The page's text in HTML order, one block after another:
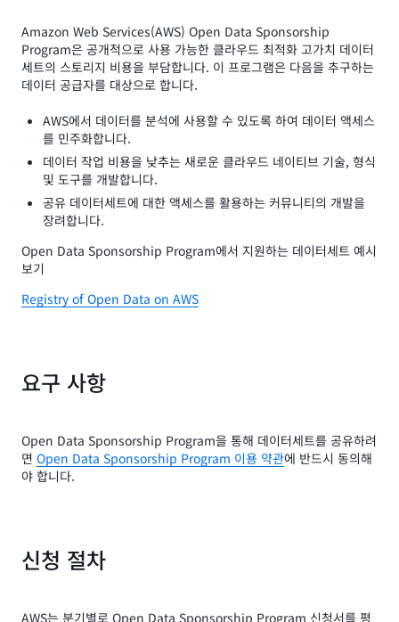
Amazon Web Services(AWS) Open Data Sponsorship
Program은 공개적으로 사용 가능한 클라우드 최적화 고가치 데이터
세트의 스토리지 비용을 부담합니다. 이 프로그램은 다음을 추구하는
데이터 공급자를 대상으로 합니다.
AWS에서 데이터를 분석에 사용할 수 있도록 하여 데이터 액세스
를 민주화합니다.
데이터 작업 비용을 낮추는 새로운 클라우드 네이티브 기술, 형식
및 도구를 개발합니다.
공유 데이터세트에 대한 액세스를 활용하는 커뮤니티의 개발을
장려합니다.
Open Data Sponsorship Program에서 지원하는 데이터세트 예시
보기
Registry of Open Data on AWS
요구 사항
Open Data Sponsorship Program을 통해 데이터세트를 공유하려
면 Open Data Sponsorship Program 이용 약관에 반드시 동의해
야 합니다.
신청 절차
AWS는 분기별로 Open Data Sponsorship Program 신청서를 평